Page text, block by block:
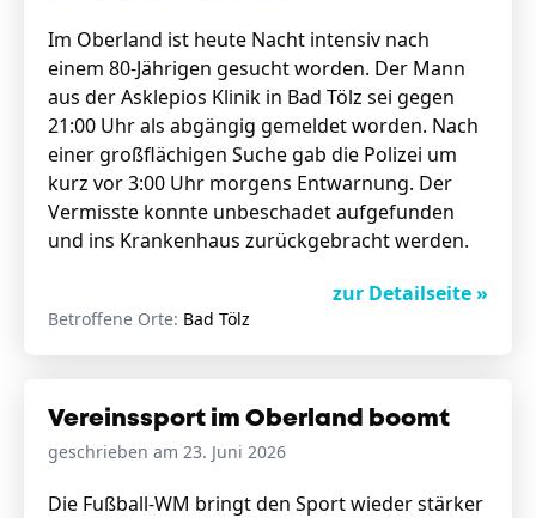
Im Oberland ist heute Nacht intensiv nach
einem 80-Jährigen gesucht worden. Der Mann
aus der Asklepios Klinik in Bad Tölz sei gegen
21:00 Uhr als abgängig gemeldet worden. Nach
einer großflächigen Suche gab die Polizei um
kurz vor 3:00 Uhr morgens Entwarnung. Der
Vermisste konnte unbeschadet aufgefunden
und ins Krankenhaus zurückgebracht werden.
zur Detailseite »
Betroffene Orte: Bad Tölz
Vereinssport im Oberland boomt
geschrieben am 23. Juni 2026
Die Fußball-WM bringt den Sport wieder stärker